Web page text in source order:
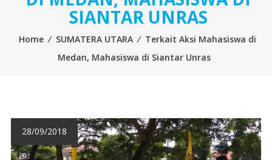
SIANTAR UNRAS
Home ⁄ SUMATERA UTARA ⁄ Terkait Aksi Mahasiswa di
Medan, Mahasiswa di Siantar Unras
28/09/2018